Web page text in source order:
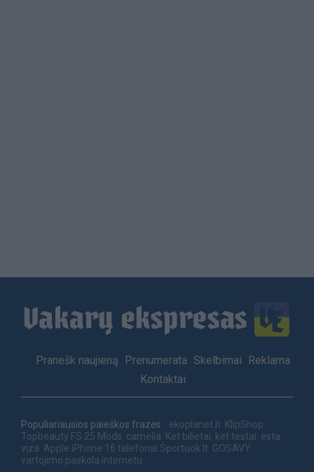
Footer
Pranešk naujieną Prenumerata Skelbimai
Reklama
Kontaktai
Populiariausios paieškos frazės: ekoplanet.lt KlipShop
Topbeauty FS 25 Mods camelia Ket bilietai ket testai esta
viza Apple iPhone 16 telefonai Sportuok.lt GOSAVY
vartojimo paskola internetu